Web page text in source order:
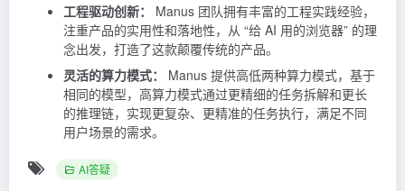
工程驱动创新：
Manus 团队拥有丰富的工程实践经验，
注重产品的实用性和落地性，从 “给 AI 用的浏览器” 的理
念出发，打造了这款颠覆传统的产品。
灵活的算力模式：
Manus 提供高低两种算力模式，基于
相同的模型，高算力模式通过更精细的任务拆解和更长
的推理链，实现更复杂、更精准的任务执行，满足不同
用户场景的需求。
AI答疑